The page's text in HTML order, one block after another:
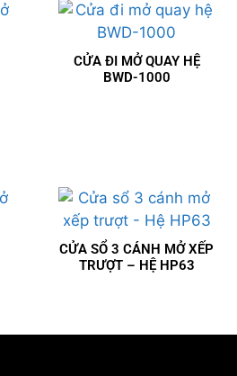
CỬA ĐI MỞ QUAY HỆ
BWD-1000
CỬA SỔ 3 CÁNH MỞ XẾP
TRƯỢT – HỆ HP63